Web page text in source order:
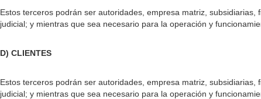
Estos terceros podrán ser autoridades, empresa matriz,
judicial; y mientras que sea necesario para la operación y
D) CLIENTES
Estos terceros podrán ser autoridades, empresa matriz,
judicial; y mientras que sea necesario para la operación y